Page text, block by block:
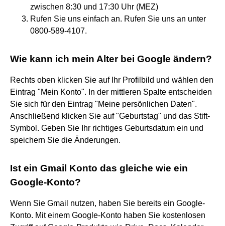
zwischen 8:30 und 17:30 Uhr (MEZ)
Rufen Sie uns einfach an. Rufen Sie uns an unter
0800-589-4107.
Wie kann ich mein Alter bei Google ändern?
Rechts oben klicken Sie auf Ihr Profilbild und wählen den
Eintrag "Mein Konto". In der mittleren Spalte entscheiden
Sie sich für den Eintrag "Meine persönlichen Daten".
Anschließend klicken Sie auf "Geburtstag" und das Stift-
Symbol. Geben Sie Ihr richtiges Geburtsdatum ein und
speichern Sie die Änderungen.
Ist ein Gmail Konto das gleiche wie ein
Google-Konto?
Wenn Sie Gmail nutzen, haben Sie bereits ein Google-
Konto. Mit einem Google-Konto haben Sie kostenlosen